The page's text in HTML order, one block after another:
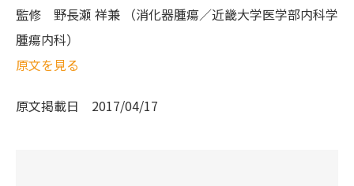
監修 野長瀬 祥兼 （消化器腫瘍／近畿大学医学部内科学
腫瘍内科）
原文を見る
原文掲載日 2017/04/17